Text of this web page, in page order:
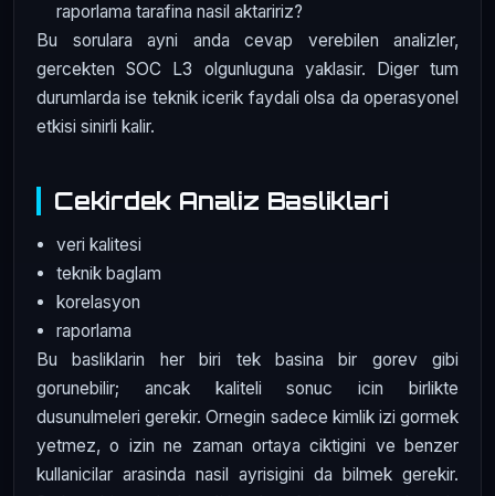
raporlama tarafina nasil aktaririz?
Bu sorulara ayni anda cevap verebilen analizler,
gercekten SOC L3 olgunluguna yaklasir. Diger tum
durumlarda ise teknik icerik faydali olsa da operasyonel
etkisi sinirli kalir.
Cekirdek Analiz Basliklari
veri kalitesi
teknik baglam
korelasyon
raporlama
Bu basliklarin her biri tek basina bir gorev gibi
gorunebilir; ancak kaliteli sonuc icin birlikte
dusunulmeleri gerekir. Ornegin sadece kimlik izi gormek
yetmez, o izin ne zaman ortaya ciktigini ve benzer
kullanicilar arasinda nasil ayrisigini da bilmek gerekir.